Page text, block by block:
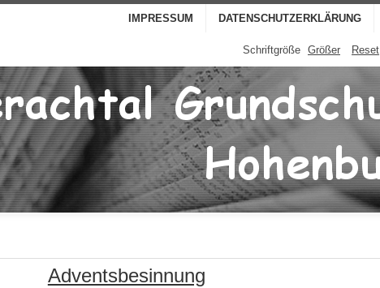
IMPRESSUM DATENSCHUTZERKLÄRUNG
Schriftgröße Größer Reset
Adventsbesinnung